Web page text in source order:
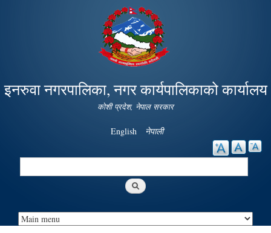
Skip to
main
content
इनरुवा नगरपालिका, नगर कार्यपालिकाको कार्यालय
कोशी प्रदेश, नेपाल सरकार
English नेपाली
Search